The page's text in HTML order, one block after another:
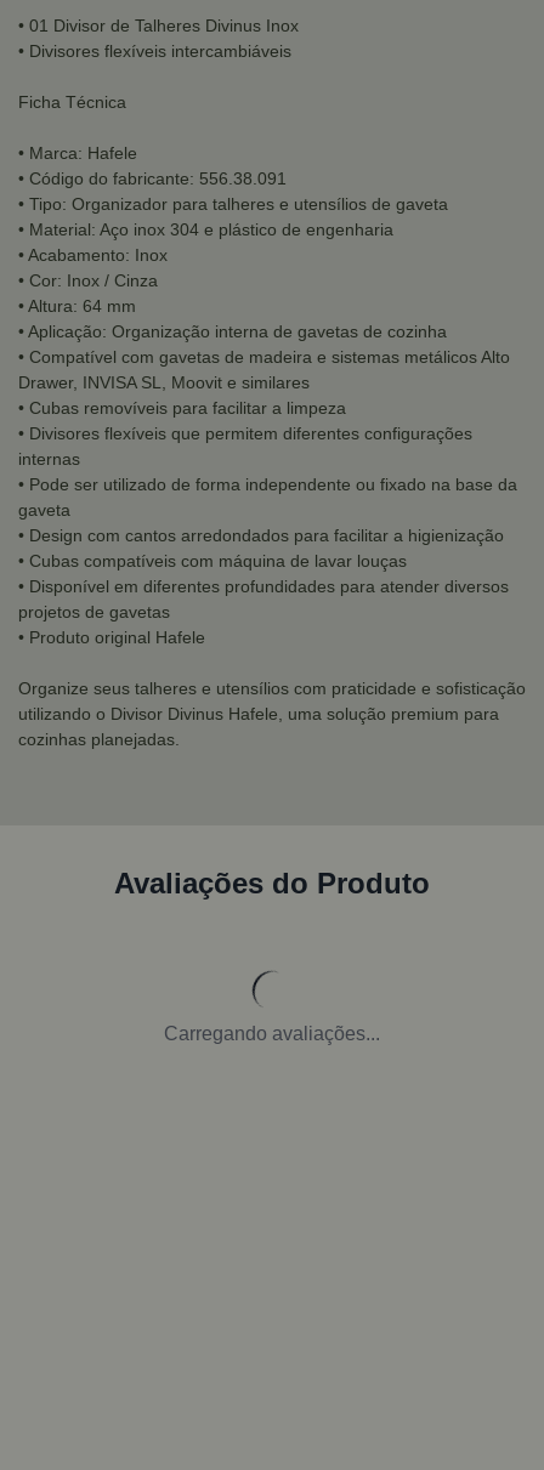
• 01 Divisor de Talheres Divinus Inox
• Divisores flexíveis intercambiáveis
Ficha Técnica
• Marca: Hafele
• Código do fabricante: 556.38.091
• Tipo: Organizador para talheres e utensílios de gaveta
• Material: Aço inox 304 e plástico de engenharia
• Acabamento: Inox
• Cor: Inox / Cinza
• Altura: 64 mm
• Aplicação: Organização interna de gavetas de cozinha
• Compatível com gavetas de madeira e sistemas metálicos Alto
Drawer, INVISA SL, Moovit e similares
• Cubas removíveis para facilitar a limpeza
• Divisores flexíveis que permitem diferentes configurações
internas
• Pode ser utilizado de forma independente ou fixado na base da
gaveta
• Design com cantos arredondados para facilitar a higienização
• Cubas compatíveis com máquina de lavar louças
• Disponível em diferentes profundidades para atender diversos
projetos de gavetas
• Produto original Hafele
Organize seus talheres e utensílios com praticidade e sofisticação
utilizando o Divisor Divinus Hafele, uma solução premium para
cozinhas planejadas.
Avaliações do Produto
Carregando avaliações...